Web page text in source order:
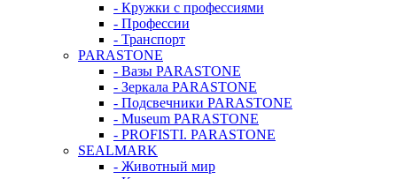
- Кружки с профессиями
- Профессии
- Транспорт
PARASTONE
- Вазы PARASTONE
- Зеркала PARASTONE
- Подсвечники PARASTONE
- Museum PARASTONE
- PROFISTI. PARASTONE
SEALMARK
- Животный мир